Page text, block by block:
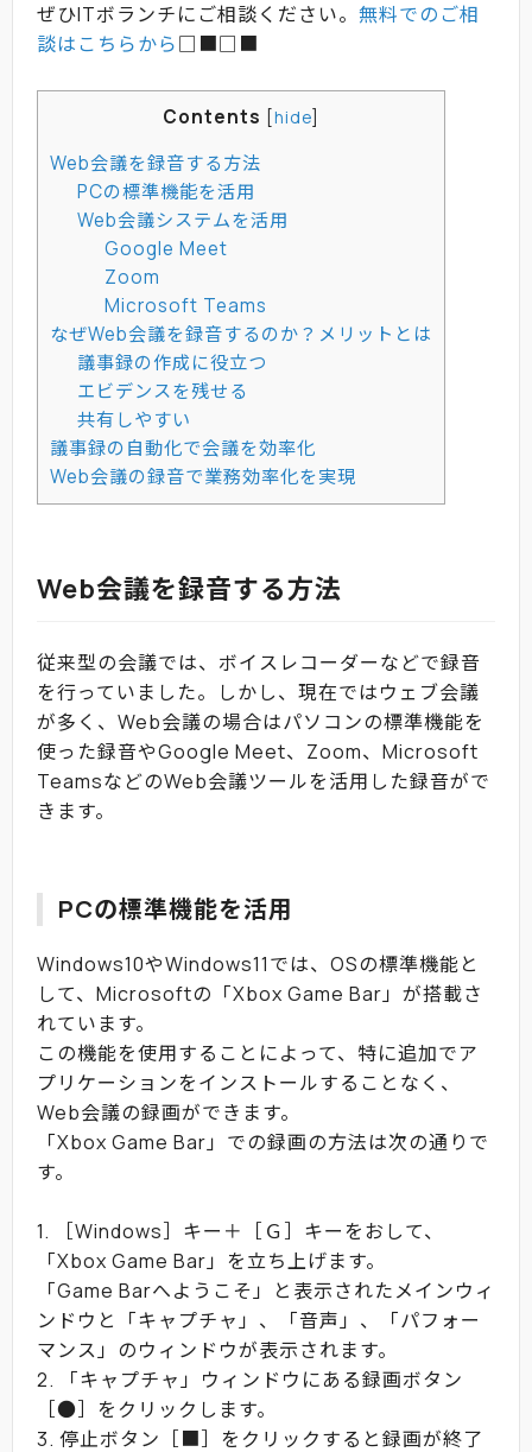
ぜひITボランチにご相談ください。 無料でのご相
談はこちらから□■□■
Contents [hide]
Web会議を録音する方法
PCの標準機能を活用
Web会議システムを活用
Google Meet
Zoom
Microsoft Teams
なぜWeb会議を録音するのか？メリットとは
議事録の作成に役立つ
エビデンスを残せる
共有しやすい
議事録の自動化で会議を効率化
Web会議の録音で業務効率化を実現
Web会議を録音する方法
従来型の会議では、ボイスレコーダーなどで録音
を行っていました。しかし、現在ではウェブ会議
が多く、Web会議の場合はパソコンの標準機能を
使った録音やGoogle Meet、Zoom、Microsoft
TeamsなどのWeb会議ツールを活用した録音がで
きます。
PCの標準機能を活用
Windows10やWindows11では、OSの標準機能と
して、Microsoftの「Xbox Game Bar」が搭載さ
れています。
この機能を使用することによって、特に追加でア
プリケーションをインストールすることなく、
Web会議の録画ができます。
「Xbox Game Bar」での録画の方法は次の通りで
す。
1. ［Windows］キー＋［Ｇ］キーをおして、
「Xbox Game Bar」を立ち上げます。
「Game Barへようこそ」と表示されたメインウィ
ンドウと「キャプチャ」、「音声」、「パフォー
マンス」のウィンドウが表示されます。
2. 「キャプチャ」ウィンドウにある録画ボタン
［●］をクリックします。
3. 停止ボタン［■］をクリックすると録画が終了